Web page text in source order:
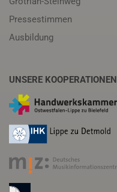
Pressestimmen
Ausbildung
UNSERE KOOPERATIONEN